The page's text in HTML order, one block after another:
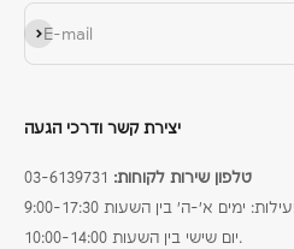
E-mail
Subscribe
יצירת קשר ודרכי הגעה
טלפון שירות לקוחות:
יום שישי בין השעות 10:00-14:00.